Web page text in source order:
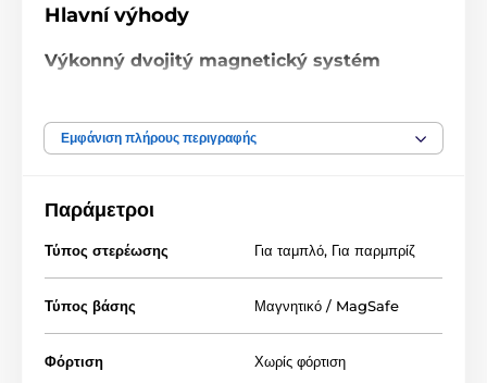
Hlavní výhody
Výkonný dvojitý magnetický systém
Celkem 20 silných magnetů pro maximální
stabilitu.
Vhodné pro MagSafe zařízení i telefony s
Patentovaná vakuová přísavka LanParte
Rychlé zamknutí pomocí otočného mechanismu.
Εμφάνιση πλήρους περιγραφής
Παράμετροι
Τύπος στερέωσης Για ταμπλό, Για παρμπρίζ
Τύπος βάσης Μαγνητικό / MagSafe
Φόρτιση Χωρίς φόρτιση